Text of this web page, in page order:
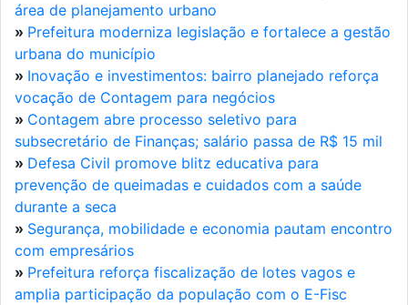
área de planejamento urbano
» Prefeitura moderniza legislação e fortalece a gestão
urbana do município
» Inovação e investimentos: bairro planejado reforça
vocação de Contagem para negócios
» Contagem abre processo seletivo para
subsecretário de Finanças; salário passa de R$ 15 mil
» Defesa Civil promove blitz educativa para
prevenção de queimadas e cuidados com a saúde
durante a seca
» Segurança, mobilidade e economia pautam encontro
com empresários
» Prefeitura reforça fiscalização de lotes vagos e
amplia participação da população com o E-Fisc